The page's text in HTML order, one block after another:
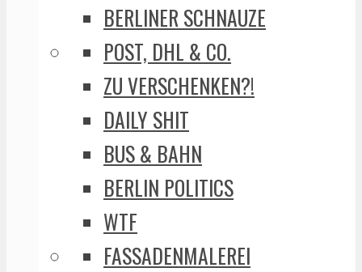
BERLINER SCHNAUZE
POST, DHL & CO.
ZU VERSCHENKEN?!
DAILY SHIT
BUS & BAHN
BERLIN POLITICS
WTF
FASSADENMALEREI